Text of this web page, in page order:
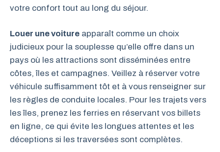
votre confort tout au long du séjour.
Louer une voiture apparaît comme un choix
judicieux pour la souplesse qu’elle offre dans un
pays où les attractions sont disséminées entre
côtes, îles et campagnes. Veillez à réserver votre
véhicule suffisamment tôt et à vous renseigner sur
les règles de conduite locales. Pour les trajets vers
les îles, prenez les ferries en réservant vos billets
en ligne, ce qui évite les longues attentes et les
déceptions si les traversées sont complètes.